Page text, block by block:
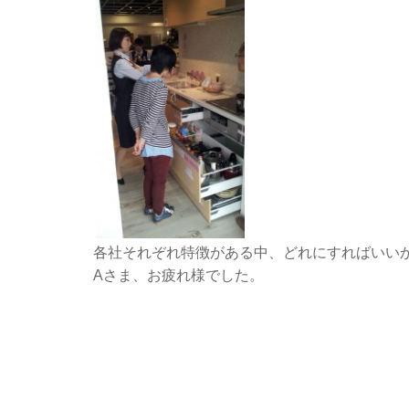
各社それぞれ特徴がある中、どれにすればいい
Aさま、お疲れ様でした。